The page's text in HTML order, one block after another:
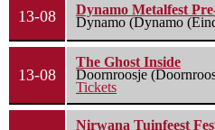
13-08
Dynamo Metalfest
Dynamo (Dynamo
13-08
The Ghost Inside
Doornroosje
Tickets
Nirwana Tuinfeest